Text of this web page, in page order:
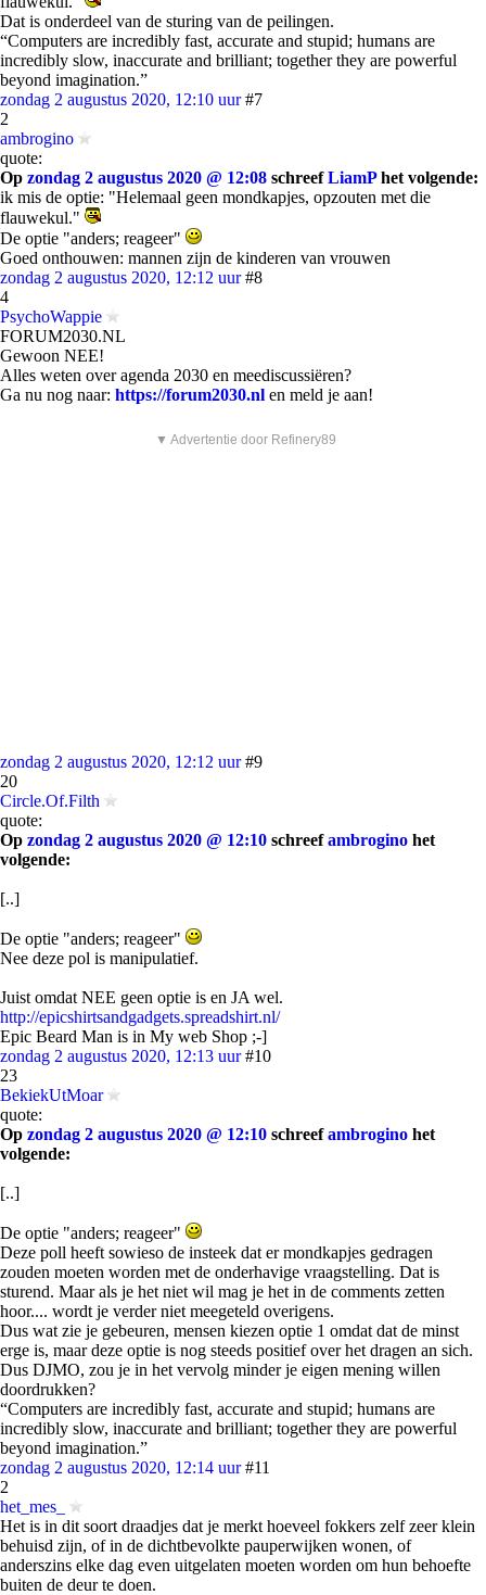
Dat is onderdeel van de sturing van de peilingen.
“Computers are incredibly fast, accurate and stupid; humans are
incredibly slow, inaccurate and brilliant; together they are powerful
beyond imagination.”
zondag 2 augustus 2020, 12:10 uur #7
2
ambrogino
quote:
Op zondag 2 augustus 2020 @ 12:08 schreefLiamPhet volgende:
ik mis de optie: "Helemaal geen mondkapjes, opzouten met die
flauwekul."
De optie "anders; reageer"
Goed onthouwen: mannen zijn de kinderen van vrouwen
zondag 2 augustus 2020, 12:12 uur #8
4
PsychoWappie
FORUM2030.NL
Gewoon NEE!
Alles weten over agenda 2030 en meediscussiëren?
Ga nu nog naar: https://forum2030.nl en meld je aan!
▼ Advertentie door Refinery89
zondag 2 augustus 2020, 12:12 uur #9
20
Circle.Of.Filth
quote:
Op zondag 2 augustus 2020 @ 12:10 schreefambrogino het
volgende:
[..]
De optie "anders; reageer"
Nee deze pol is manipulatief.
Juist omdat NEE geen optie is en JA wel.
http://epicshirtsandgadgets.spreadshirt.nl/
Epic Beard Man is in My web Shop ;-]
zondag 2 augustus 2020, 12:13 uur #10
23
BekiekUtMoar
quote:
Op zondag 2 augustus 2020 @ 12:10 schreefambrogino het
volgende:
[..]
De optie "anders; reageer"
Deze poll heeft sowieso de insteek dat er mondkapjes gedragen
zouden moeten worden met de onderhavige vraagstelling. Dat is
sturend. Maar als je het niet wil mag je het in de comments zetten
hoor.... wordt je verder niet meegeteld overigens.
Dus wat zie je gebeuren, mensen kiezen optie 1 omdat dat de minst
erge is, maar deze optie is nog steeds positief over het dragen an sich.
Dus DJMO, zou je in het vervolg minder je eigen mening willen
doordrukken?
“Computers are incredibly fast, accurate and stupid; humans are
incredibly slow, inaccurate and brilliant; together they are powerful
beyond imagination.”
zondag 2 augustus 2020, 12:14 uur #11
2
het_mes_
Het is in dit soort draadjes dat je merkt hoeveel fokkers zelf zeer klein
behuisd zijn, of in de dichtbevolkte pauperwijken wonen, of
anderszins elke dag even uitgelaten moeten worden om hun behoefte
buiten de deur te doen.